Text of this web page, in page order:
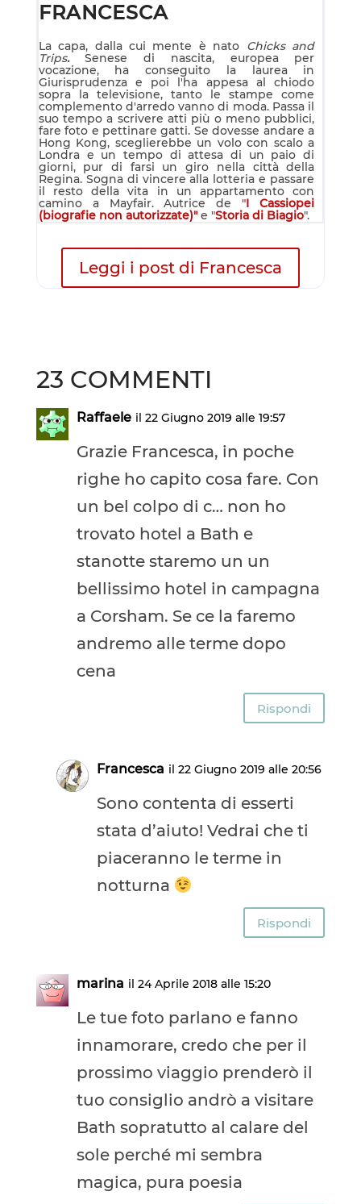
FRANCESCA
La capa, dalla cui mente è nato Chicks and
Trips.Senese di nascita, europea per
vocazione, ha conseguito la laurea in
Giurisprudenza e poi l'ha appesa al chiodo
sopra la televisione, tanto le stampe come
complemento d'arredo vanno di moda. Passa il
suo tempo a scrivere atti più o meno pubblici,
fare foto e pettinare gatti. Se dovesse andare a
Hong Kong, sceglierebbe un volo con scalo a
Londra e un tempo di attesa di un paio di
giorni, pur di farsi un giro nella città della
Regina. Sogna di vincere alla lotteria e passare
il resto della vita in un appartamento con
camino a Mayfair. Autrice de"I Cassiopei
(biografie non autorizzate)"e "Storia di Biagio".
Leggi i post di Francesca
23 COMMENTI
Raffaele il 22 Giugno 2019 alle 19:57
Grazie Francesca, in poche
righe ho capito cosa fare. Con
un bel colpo di c… non ho
trovato hotel a Bath e
stanotte staremo un un
bellissimo hotel in campagna
a Corsham. Se ce la faremo
andremo alle terme dopo
cena
Rispondi
Francesca il 22 Giugno 2019 alle 20:56
Sono contenta di esserti
stata d’aiuto! Vedrai che ti
piaceranno le terme in
notturna
Rispondi
marina il 24 Aprile 2018 alle 15:20
Le tue foto parlano e fanno
innamorare, credo che per il
prossimo viaggio prenderò il
tuo consiglio andrò a visitare
Bath sopratutto al calare del
sole perché mi sembra
magica, pura poesia